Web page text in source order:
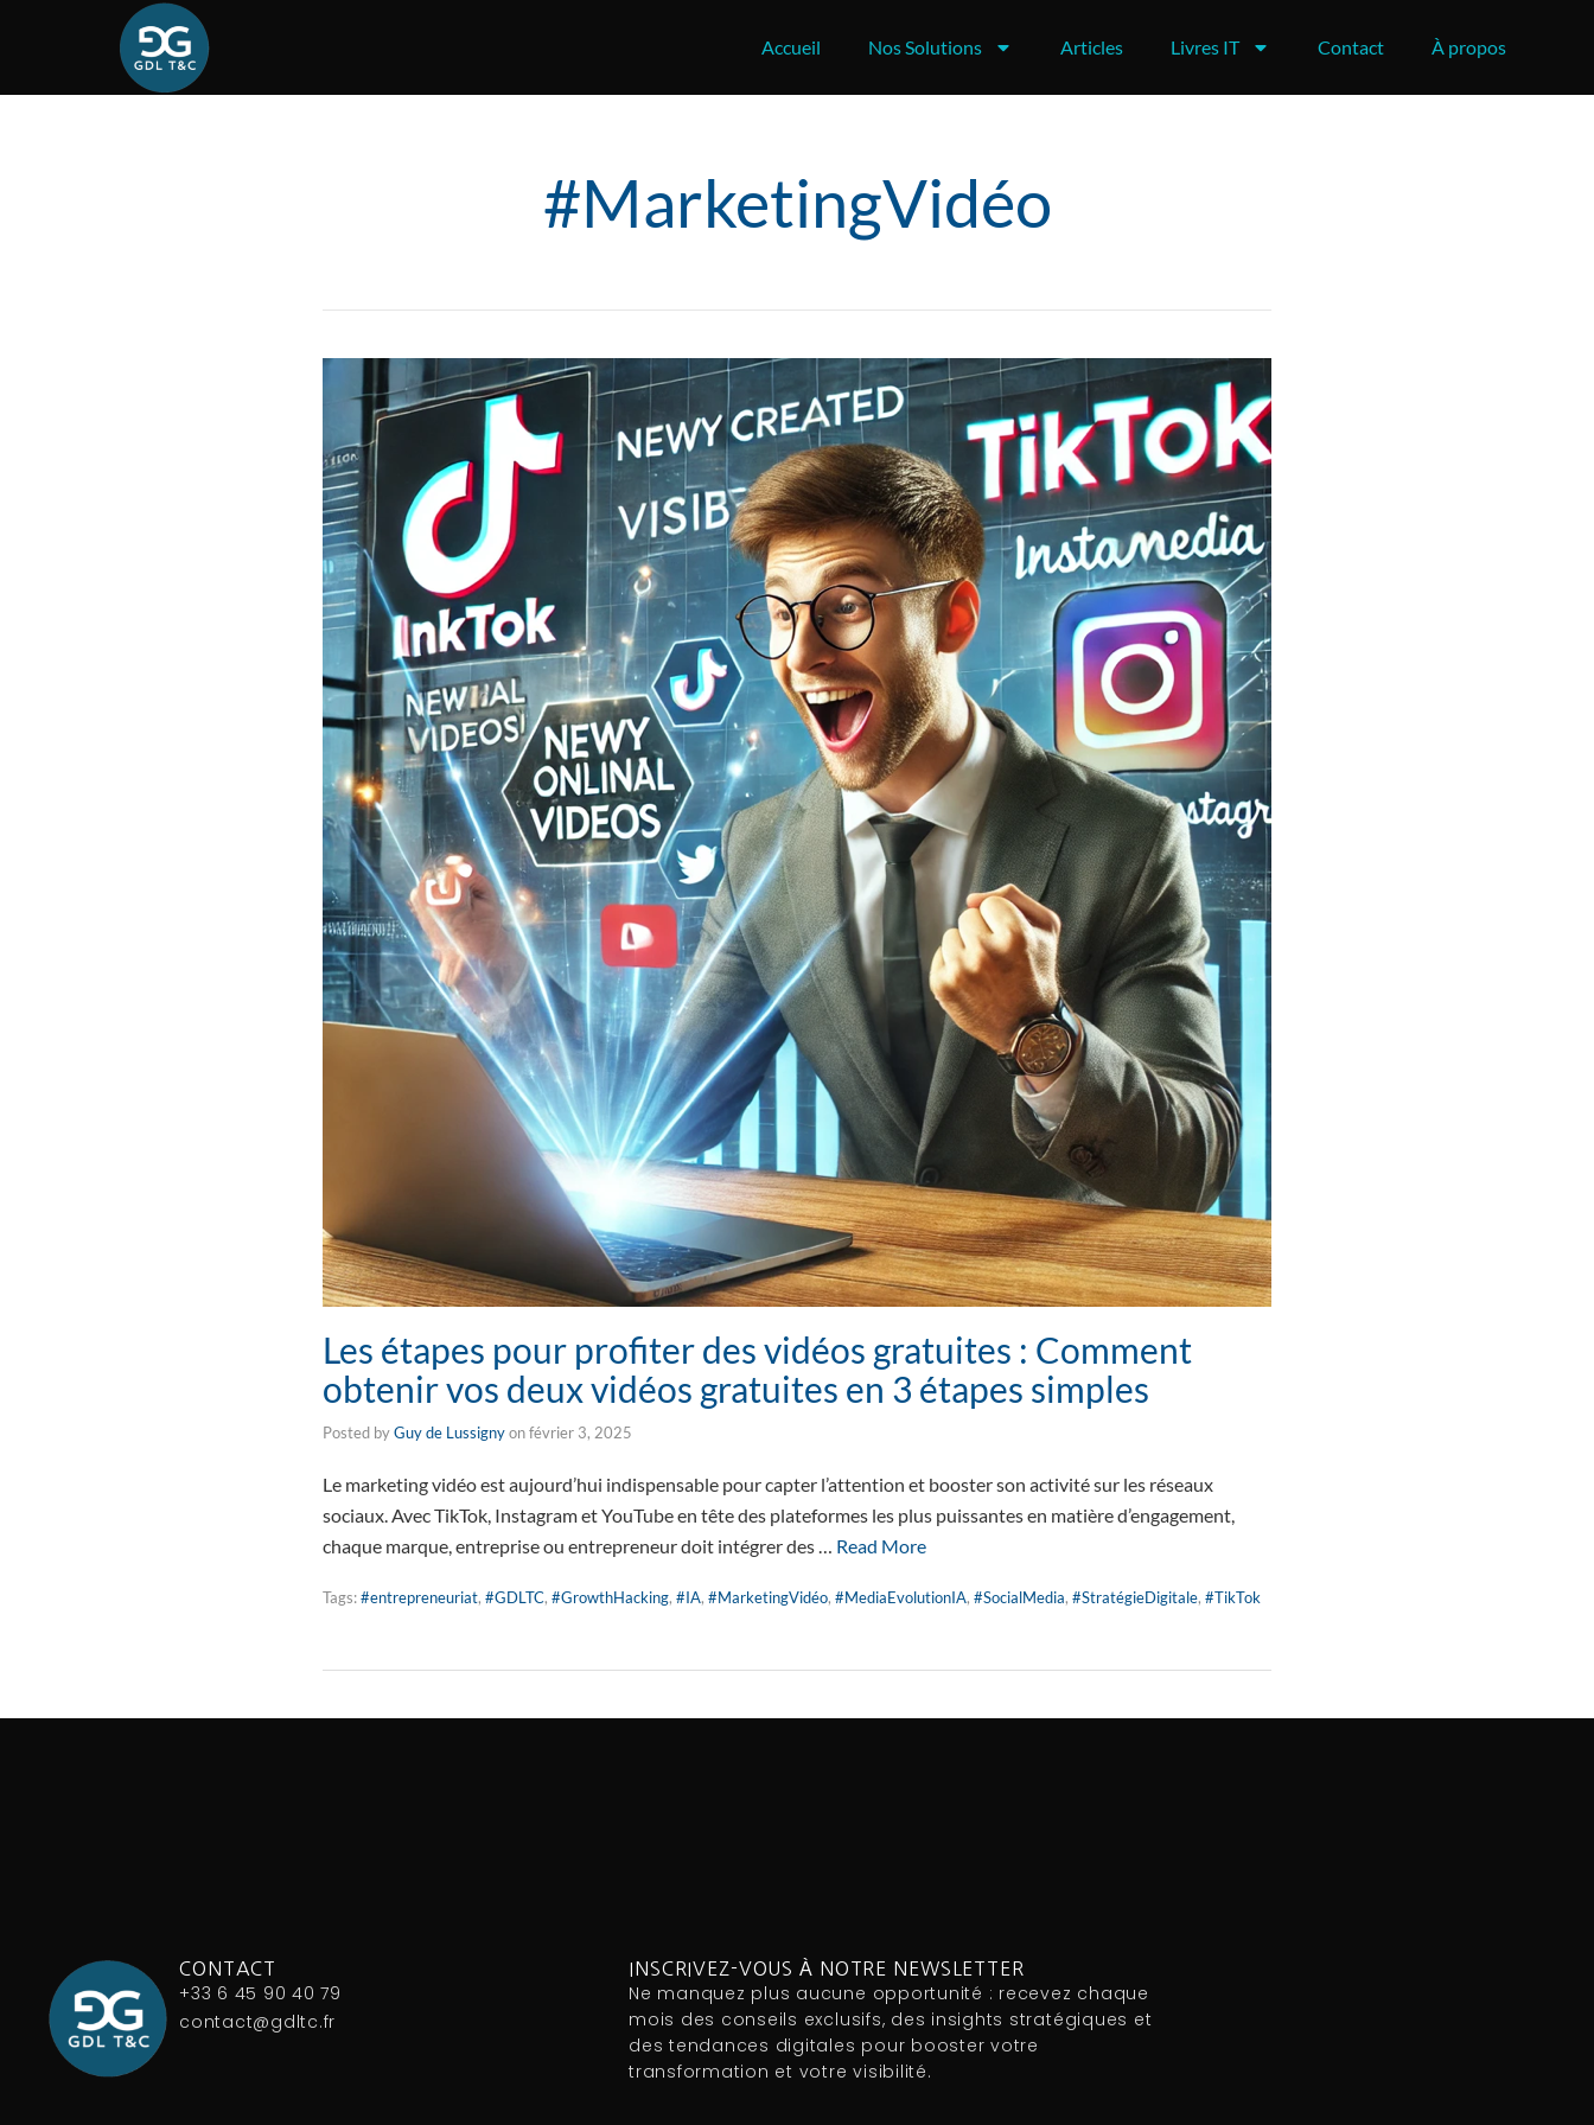
Accueil Nos Solutions Articles Livres IT Contact À propos
#MarketingVidéo
Les étapes pour profiter des vidéos gratuites : Comment
obtenir vos deux vidéos gratuites en 3 étapes simples
Posted byGuy de Lussignyonfévrier 3, 2025
Le marketing vidéo est aujourd’hui indispensable pour capter l’attention et booster son activité sur les réseaux
sociaux. Avec TikTok, Instagram et YouTube en tête des plateformes les plus puissantes en matière d’engagement,
chaque marque, entreprise ou entrepreneur doit intégrer des … Read More
Tags:#entrepreneuriat, #GDLTC, #GrowthHacking, #IA, #MarketingVidéo, #MediaEvolutionIA, #SocialMedia, #StratégieDigitale, #TikTok
CONTACT
+33 6 45 90 40 79
contact@gdltc.fr
INSCRIVEZ-VOUS À NOTRE NEWSLETTER
Ne manquez plus aucune opportunité : recevez chaque
mois des conseils exclusifs, des insights stratégiques et
des tendances digitales pour booster votre
transformation et votre visibilité.